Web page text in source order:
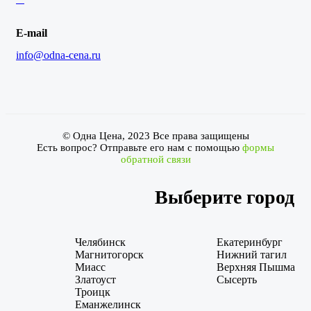
E-mail
info@odna-cena.ru
© Одна Цена, 2023 Все права защищены
Есть вопрос? Отправьте его нам с помощью формы
обратной связи
Выберите город
Челябинск
Магнитогорск
Миасс
Златоуст
Троицк
Еманжелинск
Екатеринбург
Нижний тагил
Верхняя Пышма
Сысерть